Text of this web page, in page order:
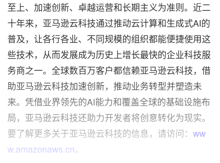
至上、加速创新、卓越运营和长期主义为准则。近二
十年来，亚马逊云科技通过推动云计算和生成式AI的
普及，让各行各业、不同规模的组织都能便捷使用这
些技术，从而发展成为历史上增长最快的企业科技服
务商之一。全球数百万客户都信赖亚马逊云科技，借
助亚马逊云科技加速创新，推动业务转型并塑造未
来。凭借业界领先的AI能力和覆盖全球的基础设施布
局，亚马逊云科技还助力开发者将创意转化为现实。
要了解更多关于亚马逊云科技的信息，请访问： ww
w.amazonaws.cn。